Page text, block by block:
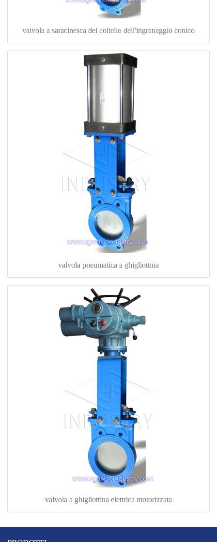
valvola a saracinesca del coltello dell'ingranaggio conico
valvola pneumatica a ghigliottina
valvola a ghigliottina elettrica motorizzata